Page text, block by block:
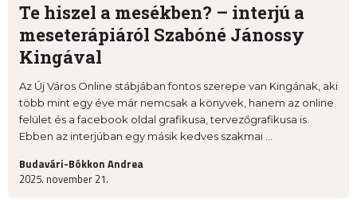
Te hiszel a mesékben? – interjú a
meseterápiáról Szabóné Jánossy
Kingával
Az Új Város Online stábjában fontos szerepe van Kingának, aki
több mint egy éve már nemcsak a könyvek, hanem az online
felület és a facebook oldal grafikusa, tervezőgrafikusa is.
Ebben az interjúban egy másik kedves szakmai ...
Budavári-Bókkon Andrea
2025. november 21.